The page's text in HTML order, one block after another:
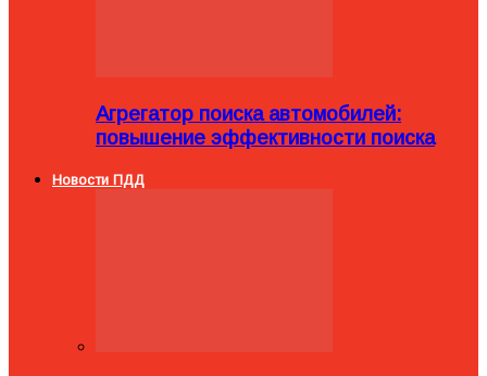
Агрегатор поиска автомобилей:
повышение эффективности поиска
Новости ПДД